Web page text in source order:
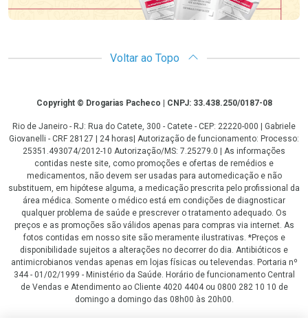
Voltar ao Topo
CopyrightCopyright © Drogarias Pacheco | CNPJ: 33.438.250/0187-08
Rio de Janeiro - RJ: Rua do Catete, 300 - Catete - CEP: 22220-000 | Gabriele
Giovanelli - CRF 28127 | 24 horas| Autorização de funcionamento: Processo:
25351.493074/2012-10 Autorização/MS: 7.25279.0 | As informações
contidas neste site, como promoções e ofertas de remédios e
medicamentos, não devem ser usadas para automedicação e não
substituem, em hipótese alguma, a medicação prescrita pelo profissional da
área médica. Somente o médico está em condições de diagnosticar
qualquer problema de saúde e prescrever o tratamento adequado. Os
preços e as promoções são válidos apenas para compras via internet. As
fotos contidas em nosso site são meramente ilustrativas. *Preços e
disponibilidade sujeitos a alterações no decorrer do dia. Antibióticos e
antimicrobianos vendas apenas em lojas físicas ou televendas. Portaria nº
344 - 01/02/1999 - Ministério da Saúde. Horário de funcionamento Central
de Vendas e Atendimento ao Cliente 4020 4404 ou 0800 282 10 10 de
domingo a domingo das 08h00 às 20h00.